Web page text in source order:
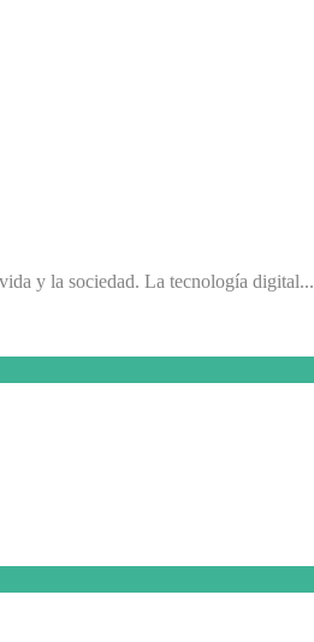
y la sociedad. La tecnología digital...